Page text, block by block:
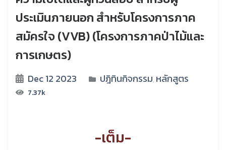
ประเมินภายนอก สำหรับโครงการภาค
สมัครใจ (VVB) (โครงการภาคป่าไม้และ
การเกษตร)
Dec 12 2023 ปฎิทินกิจกรรม, หลักสูตร
7.37k
-เต็ม-